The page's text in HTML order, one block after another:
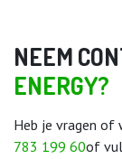
NEEM
ENERGY?​
Heb je vragen of
783 199 60of